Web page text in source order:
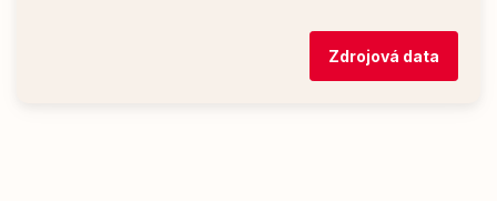
Zdrojová data